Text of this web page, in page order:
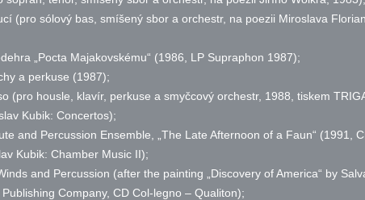
(pro sólový bas, smíšený sbor a orchestr, na poezii Miroslava
„Pocta Majakovskému“ (1986, LP Supraphon 1987);
a perkuse (1987);
(pro housle, klavír, perkuse a smyčcový orchestr, 1988, tiskem
Kubik: Concertos);
and Percussion Ensemble, „The Late Afternoon of a Faun“ (1991,
Kubik: Chamber Music II);
and Percussion (after the painting „Discovery of America“ by
Company, CD Col-legno – Qualiton);